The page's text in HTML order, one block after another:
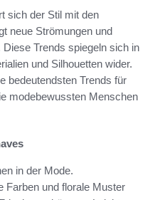
sich der Stil mit den
neue Strömungen und
Trends spiegeln sich in
und Silhouetten wider.
bedeutendsten Trends für
modebewussten Menschen
in der Mode.
Farben und florale Muster